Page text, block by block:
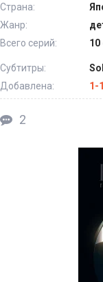
Страна:
Жанр:
Всего серий:
10
Субтитры:
Добавлена:
1-
2